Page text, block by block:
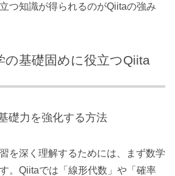
つ知識が得られるのがQiitaの強み
の基礎固めに役立つQiita
礎力を強化する方法
を深く理解するためには、まず数学
。Qiitaでは「線形代数」や「確率